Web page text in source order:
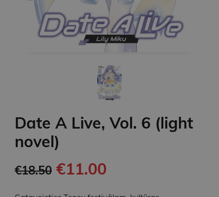
Date A Live, Vol. 6 (light
novel)
€18.50 €11.00